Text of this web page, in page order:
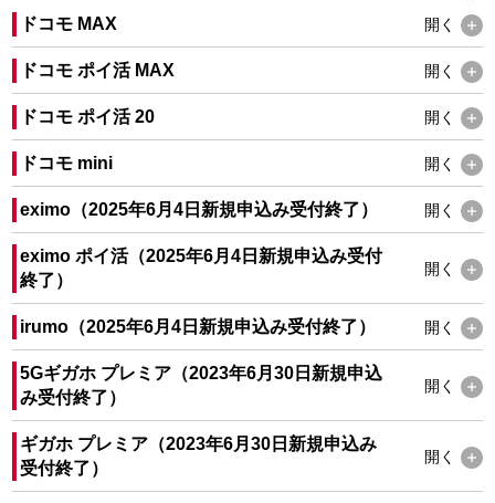
ドコモ MAX 開く
ドコモ ポイ活 MAX 開く
ドコモ ポイ活 20 開く
ドコモ mini 開く
eximo（2025年6月4日新規申込み受付終了） 開く
eximo ポイ活（2025年6月4日新規申込み受付
終了）
開く
irumo（2025年6月4日新規申込み受付終了） 開く
5Gギガホ プレミア（2023年6月30日新規申込
み受付終了）
開く
ギガホ プレミア（2023年6月30日新規申込み
受付終了）
開く